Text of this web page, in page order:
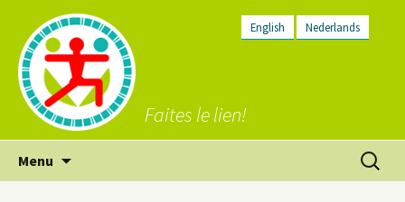
English Nederlands
Faites le lien!
Menu